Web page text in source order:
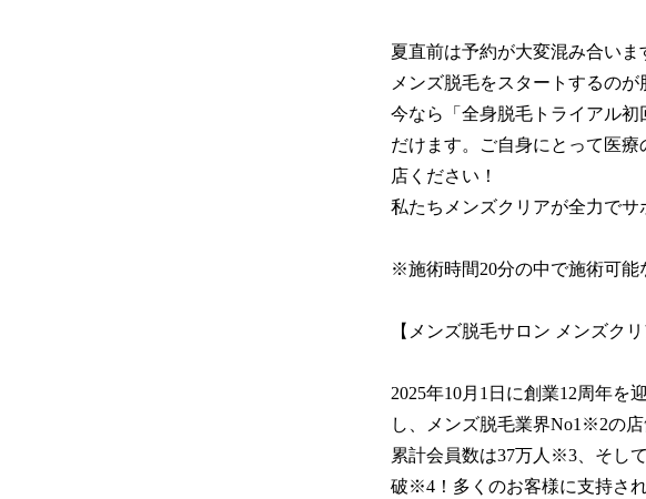
夏直前は予約が大変混み合い
メンズ脱毛をスタートするのが
今なら「全身脱毛トライアル
だけます。ご自身にとって医
店ください！
私たちメンズクリアが全力でサ
※施術時間20分の中で施術可能
【メンズ脱毛サロン メンズク
2025年10月1日に創業12周年を
し、メンズ脱毛業界No1※2の店
累計会員数は37万人※3、そし
破※4！多くのお客様に支持さ